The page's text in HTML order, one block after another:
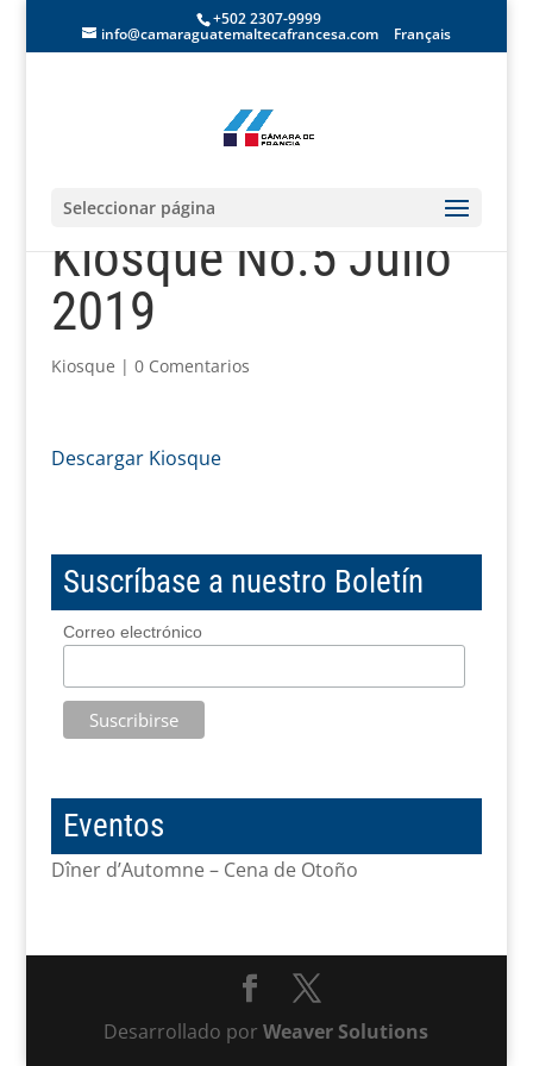
+502 2307-9999
info@camaraguatemaltecafrancesa.com Français
Seleccionar página
Kiosque No.5 Julio
2019
Kiosque | 0 Comentarios
Descargar Kiosque
Suscríbase a nuestro Boletín
Correo electrónico
Eventos
Dîner d’Automne – Cena de Otoño
Desarrollado porWeaver Solutions